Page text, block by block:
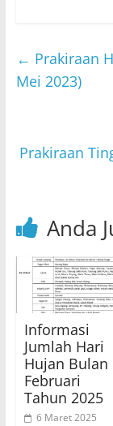
s
A
er
← Prakiraan
Mei 2023)
Prakiraan
Anda
Informasi
Jumlah Hari
Hujan Bulan
Februari
Tahun 2025
6 Maret 2025